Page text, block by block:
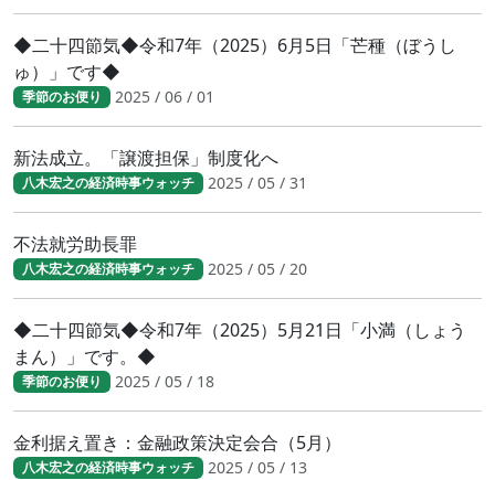
◆二十四節気◆令和7年（2025）6月5日「芒種（ぼうし
ゅ）」です◆
季節のお便り 2025 / 06 / 01
新法成立。「譲渡担保」制度化へ
八木宏之の経済時事ウォッチ 2025 / 05 / 31
不法就労助長罪
八木宏之の経済時事ウォッチ 2025 / 05 / 20
◆二十四節気◆令和7年（2025）5月21日「小満（しょう
まん）」です。◆
季節のお便り 2025 / 05 / 18
金利据え置き：金融政策決定会合（5月）
八木宏之の経済時事ウォッチ 2025 / 05 / 13